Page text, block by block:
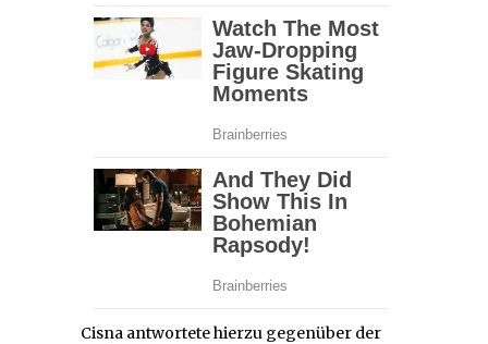
Cisna antwortete hierzu gegenüber der